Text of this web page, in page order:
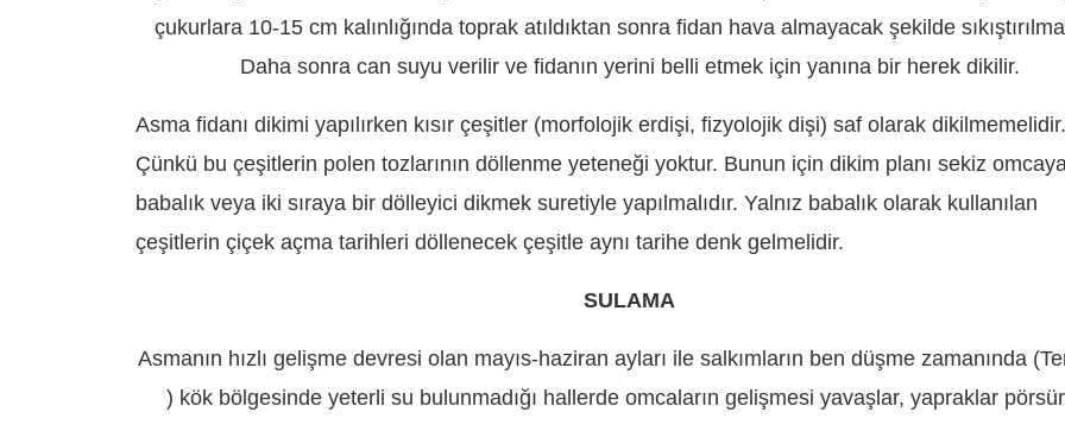
çukurlara 10-15 cm kalınlığında toprak atıldıktan sonra fidan hava almayacak şekilde
Daha sonra can suyu verilir ve fidanın yerini belli etmek için yanına bir herek dikilir.
Asma fidanı dikimi yapılırken kısır çeşitler (morfolojik erdişi, fizyolojik dişi) saf olarak dikilmemelidir.
Çünkü bu çeşitlerin polen tozlarının döllenme yeteneği yoktur. Bunun için dikim planı sekiz
babalık veya iki sıraya bir dölleyici dikmek suretiyle yapılmalıdır. Yalnız babalık olarak kullanılan
çeşitlerin çiçek açma tarihleri döllenecek çeşitle aynı tarihe denk gelmelidir.
SULAMA
Asmanın hızlı gelişme devresi olan mayıs-haziran ayları ile salkımların ben düşme zamanında
) kök bölgesinde yeterli su bulunmadığı hallerde omcaların gelişmesi yavaşlar, yapraklar